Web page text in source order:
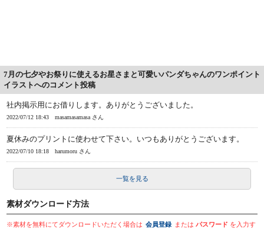
7月の七夕やお祭りに使えるお星さまと可愛いパンダちゃんのワンポイント
イラストへのコメント投稿
社内掲示用にお借りします。ありがとうございました。
2022/07/12 18:43 masamasamasa さん
夏休みのプリントに使わせて下さい。いつもありがとうございます。
2022/07/10 18:18 harumoru さん
一覧を見る
素材ダウンロード方法
※素材を無料にてダウンロードいただく場合は 会員登録 またはパスワード を入力す